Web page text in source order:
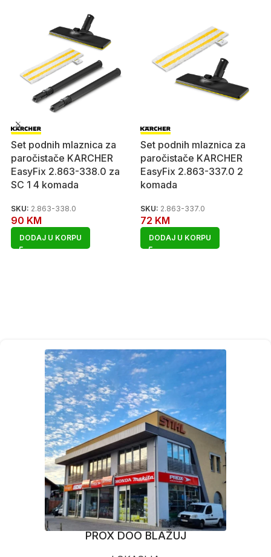
Set podnih mlaznica za
paročistače KARCHER
EasyFix 2.863-338.0 za
SC 1 4 komada
SKU: 2.863-338.0
90 KM
DODAJ U KORPU
Set podnih mlaznica za
paročistače KARCHER
EasyFix 2.863-337.0 2
komada
SKU: 2.863-337.0
72 KM
DODAJ U KORPU
PROX DOO BLAŽUJ